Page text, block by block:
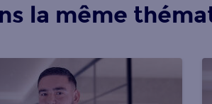
la même